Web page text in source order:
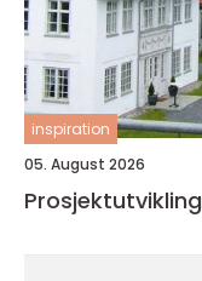
inspiration
05. August 2026
Prosjektutvikling